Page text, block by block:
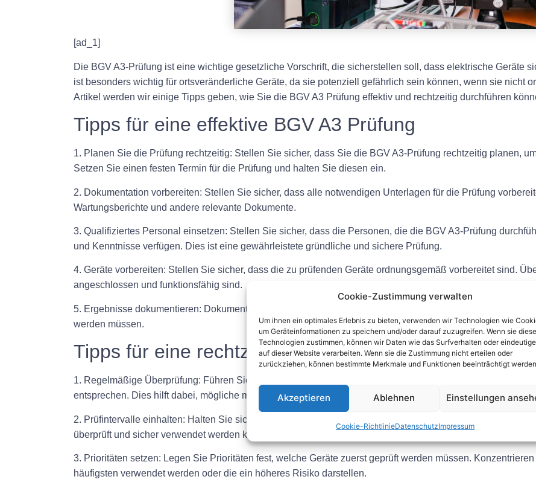
Cookie-Zustimmung verwalten
Um ihnen ein optimales Erlebnis zu bieten, verwenden wir Technologien wie
um Geräteinformationen zu speichern und/oder darauf zuzugreifen. Wenn sie
Technologien zustimmen, können wir Daten wie das Surfverhalten oder
auf dieser Website verarbeiten. Wenn sie die Zustimmung nicht erteilen oder
zurückziehen, können bestimmte Merkmale und Funktionen beeinträchtigt
Akzeptieren Ablehnen Einstellungen
Cookie-RichtlinieDatenschutzImpressum
[ad_1]
Die BGV A3-Prüfung ist eine wichtige gesetzliche Vorschrift, die sicherstellen soll, dass elektrische Geräte
ist besonders wichtig für ortsveränderliche Geräte, da sie potenziell gefährlich sein können, wenn sie nicht
Artikel werden wir einige Tipps geben, wie Sie die BGV A3 Prüfung effektiv und rechtzeitig durchführen
Tipps für eine effektive BGV A3 Prüfung
1. Planen Sie die Prüfung rechtzeitig: Stellen Sie sicher, dass Sie die BGV A3-Prüfung rechtzeitig planen,
Setzen Sie einen festen Termin für die Prüfung und halten Sie diesen ein.
2. Dokumentation vorbereiten: Stellen Sie sicher, dass alle notwendigen Unterlagen für die Prüfung
Wartungsberichte und andere relevante Dokumente.
3. Qualifiziertes Personal einsetzen: Stellen Sie sicher, dass die Personen, die die BGV A3-Prüfung
und Kenntnisse verfügen. Dies ist eine gewährleistete gründliche und sichere Prüfung.
4. Geräte vorbereiten: Stellen Sie sicher, dass die zu prüfenden Geräte ordnungsgemäß vorbereitet sind.
angeschlossen und funktionsfähig sind.
5. Ergebnisse dokumentieren: Dokumentieren Sie alle Ergebnisse der Prüfung sorgfältig. Notieren Sie
werden müssen.
Tipps für eine rechtzeitige BGV A3 Prüfung
1. Regelmäßige Überprüfung: Führen Sie die regelmäßige Überprüfung der ortsveränderlichen Geräte
entsprechen. Dies hilft dabei, mögliche mögliche Probleme zu erkennen.
2. Prüfintervalle einhalten: Halten Sie sich an die vorgeschriebenen Prüfintervalle für die BGV A3-Prüfung.
überprüft und sicher verwendet werden können.
3. Prioritäten setzen: Legen Sie Prioritäten fest, welche Geräte zuerst geprüft werden müssen.
häufigsten verwendet werden oder die ein höheres Risiko darstellen.